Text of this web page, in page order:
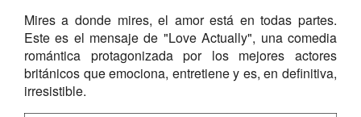
Mires a donde mires, el amor está en todas partes.
Este es el mensaje de "Love Actually", una comedia
romántica protagonizada por los mejores actores
británicos que emociona, entretiene y es, en definitiva,
irresistible.